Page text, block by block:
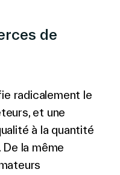
de
radicalement le
et une
à la quantité
De la même